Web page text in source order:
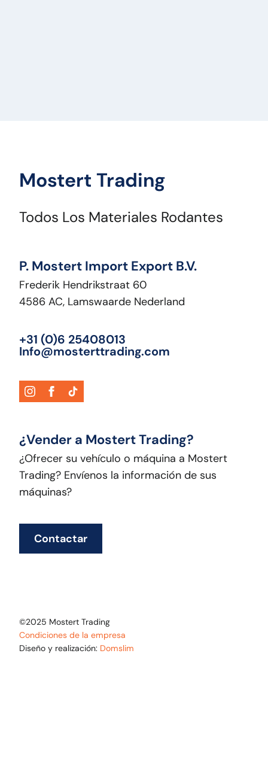
Mostert Trading
Todos Los Materiales Rodantes
P. Mostert Import Export B.V.
Frederik Hendrikstraat 60
4586 AC, Lamswaarde Nederland
+31 (0)6 25408013
Info@mosterttrading.com
¿Vender a Mostert Trading?
¿Ofrecer su vehículo o máquina a Mostert
Trading? Envíenos la información de sus
máquinas?
Contactar
©2025 Mostert Trading
Condiciones de la empresa
Diseño y realización: Domslim